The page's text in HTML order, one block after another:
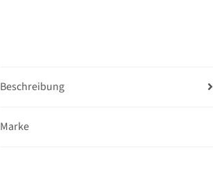
Beschreibung
Marke